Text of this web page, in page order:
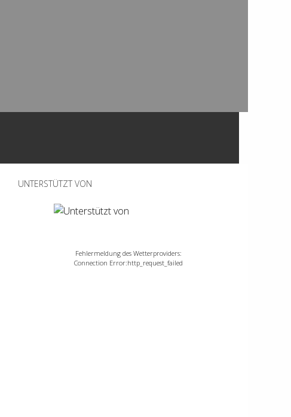
UNTERSTÜTZT VON
Fehlermeldung des Wetterproviders:
Connection Error:http_request_failed